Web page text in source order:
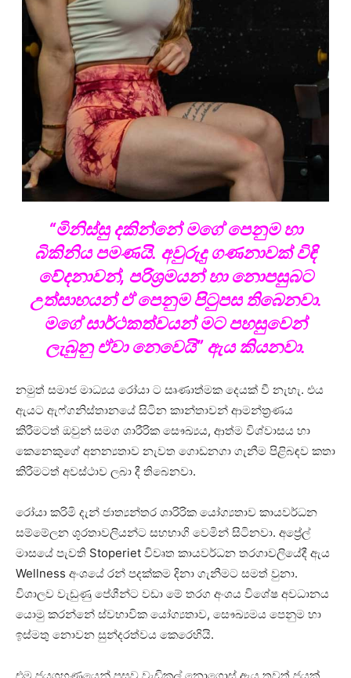
“මිනිස්සු දකින්නේ මගේ පෙනුම හා
බිකිනිය පමණයි. අවුරුදු ගණනාවක් විඳි
වේදනාවන්, පරිශ්‍රමයන් හා නොපසුබට
උත්සාහයන් ඒ පෙනුම පිටුපස තිබෙනවා.
මගේ සාර්ථකත්වයන් මට පහසුවෙන්
ලැබුනු ඒවා නෙවෙයි” ඇය කියනවා.
නමුත් සමාජ මාධ්‍යය රෝයා ට සෘණාත්මක දෙයක් වී නැහැ. එය
ඇයට ඇෆ්ගනිස්තානයේ සිටින කාන්තාවන් ආමන්ත්‍රණය
කිරීමටත් ඔවුන් සමග ශාරීරික සෞඛ්‍යය, ආත්ම විශ්වාසය හා
කෙනෙකුගේ අනන්‍යතාව නැවත ගොඩනගා ගැනීම පිළිබඳව කතා
කිරීමටත් අවස්ථාව ලබා දී තිබෙනවා.
රෝයා කරිමි දැන් ජාත්‍යන්තර ශාරිරික යෝග්‍යතාව කායවර්ධන
සම්මේලන ශූරතාවලියන්ට සහභාගි වෙමින් සිටිනවා. අප්‍රේල්
මාසයේ පැවති Stoperiet විවෘත කායවර්ධන තරගාවලියේදී ඇය
Wellness අංශයේ රන් පදක්කම දිනා ගැනීමට සමත් වුනා.
විශාලව වැඩුණු පේශීන්ට වඩා මේ තරග අංශය විශේෂ අවධානය
යොමු කරන්නේ ස්වභාවික යෝග්‍යතාව, සෞඛ්‍යමය පෙනුම හා
ඉස්මතු නොවන සුන්දරත්වය කෙරෙහියි.